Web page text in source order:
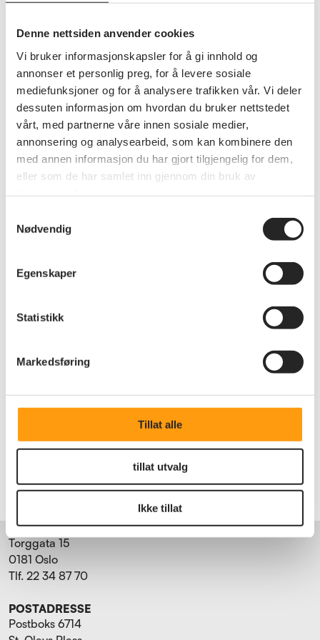
Denne nettsiden anvender cookies
Vi bruker informasjonskapsler for å gi innhold og
annonser et personlig preg, for å levere sosiale
mediefunksjoner og for å analysere trafikken vår. Vi deler
dessuten informasjon om hvordan du bruker nettstedet
vårt, med partnerne våre innen sosiale medier,
annonsering og analysearbeid, som kan kombinere den
med annen informasjon du har gjort tilgjengelig for dem,
eller som de har samlet inn gjennom din bruk av
Nødvendig
Egenskaper
Statistikk
Markedsføring
Tillat alle
tillat utvalg
Ikke tillat
Medlemsfordel
Som medlem får du 15 % rabatt på alle produkter i
nettbutikken til Redningsselskapet. Rabatten gjelder ikke
tilbudsvarer og kan ikke kombineres med andre
kampanjetilbud.
Les mer om Redningsselskapet her
Hvis du har spørsmål, kan disse rettes direkte til
kundeservice;
Bruk din medlemsfordel hos
Som medlem får du 15% rabatt
Logg inn for å se rabattkoden
Logg inn Bli medlem
BESØKSADRESSE
Torggata 15
0181 Oslo
Tlf. 22 34 87 70
POSTADRESSE
Postboks 6714